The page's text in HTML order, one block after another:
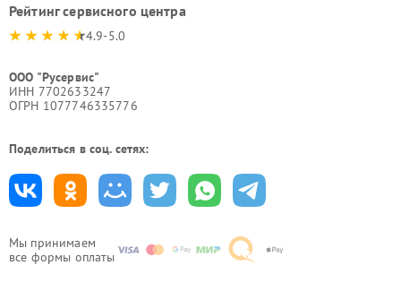
Мы принимаем
все формы оплаты
Рейтинг сервисного центра
4.9-5.0
ООО "Русервис"
ИНН 7702633247
ОГРН 1077746335776
Поделиться в соц. сетях: